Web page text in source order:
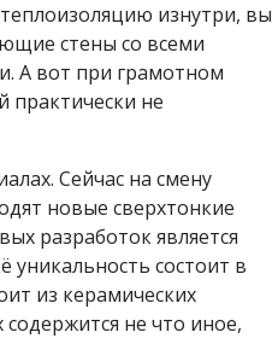
изнутри, вы
стены со всеми
А вот при грамотном
практически не
Сейчас на смену
новые сверхтонкие
разработок является
уникальность состоит в
из керамических
не что иное,